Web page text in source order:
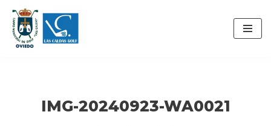
Saltar
al
IMG-20240923-WA0021